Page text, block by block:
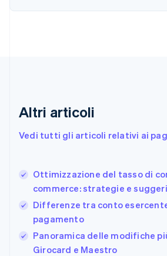
Altri articoli
Vedi tutti gli articoli relativi ai
Ottimizzazione del tasso di
commerce: strategie e
Differenze tra conto
pagamento
Panoramica delle modifiche
Girocard e Maestro
EnglishSvenska
FrançaisEnglish
Giappone
日本語English
English
Grecia
English
India